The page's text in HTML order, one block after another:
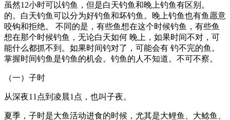
虽然12小时可以钓鱼，但是白天钓鱼和晚上钓鱼有区别。
的。白天钓鱼可以分为好钓鱼和坏钓鱼。晚上钓鱼也有鱼愿意
咬钩和拒绝。 不同的是，有些鱼想在这个时候钓鱼，有些鱼
想在那个时候钓鱼，无论白天如何 晚上，如果时间不对，可
能什么都抓不到。如果时间钓对了，可能会有 钓不完的鱼。
掌握时间钓鱼是钓鱼的机会。钓鱼的人不知道。不可不察。
（一）子时
从深夜11点到凌晨1点，也叫子夜。
夏季，子时是大鱼活动进食的时候，尤其是大鲤鱼、大鲶鱼、